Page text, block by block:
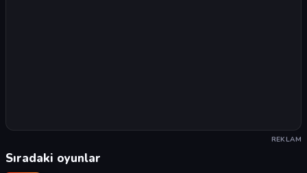
REKLAM
Sıradaki oyunlar